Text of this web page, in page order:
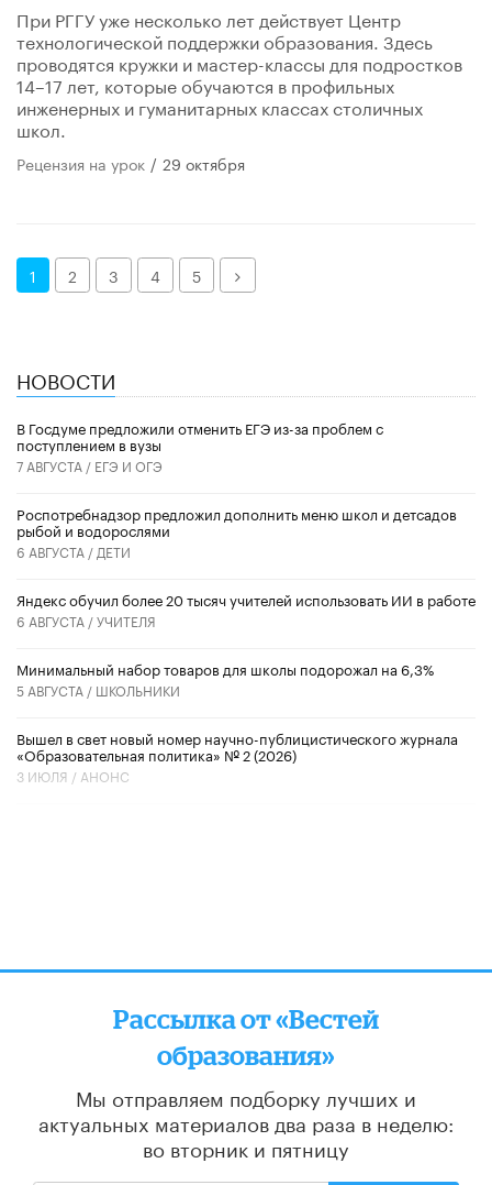
При РГГУ уже несколько лет действует Центр
технологической поддержки образования. Здесь
проводятся кружки и мастер-классы для подростков
14–17 лет, которые обучаются в профильных
инженерных и гуманитарных классах столичных
школ.
Рецензия на урок / 29 октября
1 2 3 4 5 Далее
НОВОСТИ
В Госдуме предложили отменить ЕГЭ из-за проблем с
поступлением в вузы
7 АВГУСТА / ЕГЭ И ОГЭ
Роспотребнадзор предложил дополнить меню школ и детсадов
рыбой и водорослями
6 АВГУСТА / ДЕТИ
​Яндекс обучил более 20 тысяч учителей использовать ИИ в работе
6 АВГУСТА /УЧИТЕЛЯ
Минимальный набор товаров для школы подорожал на 6,3%
5 АВГУСТА / ШКОЛЬНИКИ
Вышел в свет новый номер научно-публицистического журнала
«Образовательная политика» № 2 (2026)
3 ИЮЛЯ / АНОНС
Рассылка от «Вестей
образования»
Мы отправляем подборку лучших и
актуальных материалов два раза в неделю:
во вторник и пятницу